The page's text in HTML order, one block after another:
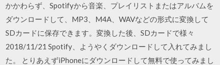
かかわらず、Spotifyから音楽、プレイリストまたはアルバムを
ダウンロードして、MP3、M4A、WAVなどの形式に変換して
SDカードに保存できます。変換した後、SDカードで様々
2018/11/21 Spotify、ようやくダウンロードして入れてみまし
た。 とりあえずiPhoneにダウンロードして無料で使ってみまし